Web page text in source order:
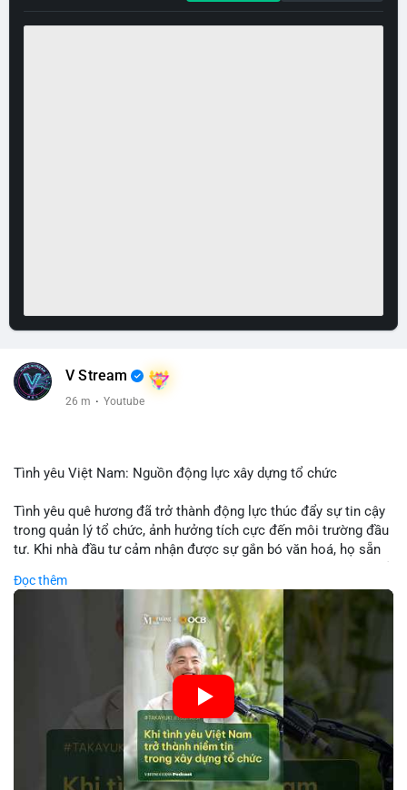
V Stream
26 m · Youtube
Tình yêu Việt Nam: Nguồn động lực xây dựng tổ chức
Tình yêu quê hương đã trở thành động lực thúc đẩy sự tin cậy
trong quản lý tổ chức, ảnh hưởng tích cực đến môi trường đầu
tư. Khi nhà đầu tư cảm nhận được sự gắn bó văn hoá, họ sẵn
các công ty blockchain và tiền mã hoá. Sự tăng cường niềm
tin này giúp giảm rủi ro thị trường, cải thiện chi phí vốn và thúc
đẩy sự phát triển bền vững của ngành công nghệ tài chính. Các
nhà quản lý cần khai thác tinh thần này để xây dựng chiến lược
phát triển bền vững và thu hút vốn đầu tư.
🎥 Xem video trực tiếp tại:
Nguồn: VIETSUCCESS
Đọc thêm